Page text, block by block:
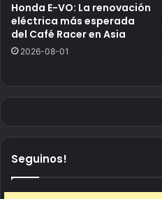
Honda E-VO: La renovación
eléctrica más esperada
del Café Racer en Asia
2026-08-01
Seguinos!